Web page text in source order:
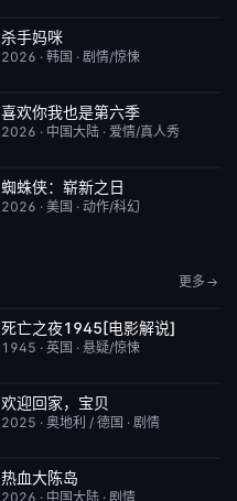
更新至第04集
杀手妈咪
2026 · 韩国 · 剧情/惊悚
今日更新
喜欢你我也是第六季
2026 · 中国大陆 · 爱情/真人秀
TC中字
蜘蛛侠：崭新之日
2026 · 美国 · 动作/科幻
更多
已完结
死亡之夜1945[电影解说]
1945 · 英国 · 悬疑/惊悚
今日更新
欢迎回家，宝贝
2025 · 奥地利 / 德国 · 剧情
今日更新
热血大陈岛
2026 · 中国大陆 · 剧情